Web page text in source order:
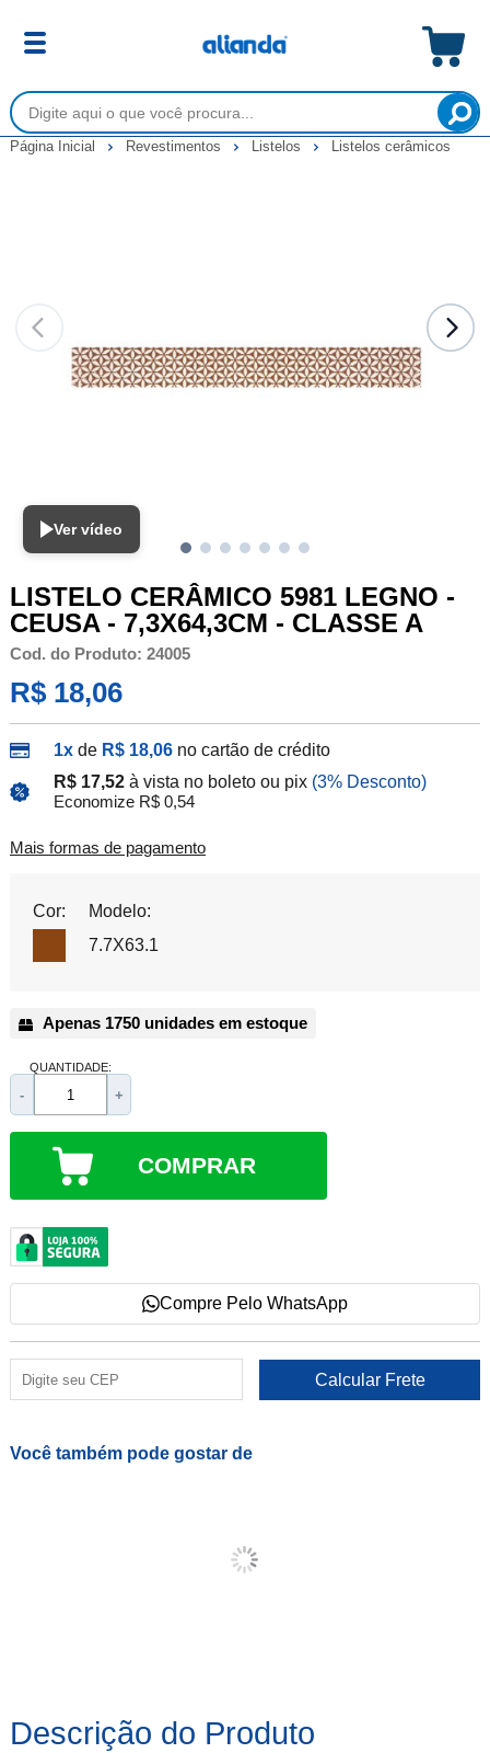
Página Inicial Revestimentos Listelos Listelos cerâmicos
Ver vídeo
LISTELO CERÂMICO 5981 LEGNO -
CEUSA - 7,3X64,3CM - CLASSE A
Cod. do Produto: 24005
R$ 18,06
1xde R$ 18,06 no cartão de crédito
R$ 17,52 à vista no boleto ou pix (3% Desconto)
Economize R$ 0,54
Mais formas de pagamento
Cor:
Modelo:
7.7X63.1
Apenas 1750 unidades em estoque
QUANTIDADE:
- +
COMPRAR
Compre Pelo WhatsApp
Você também pode gostar de
Descrição do Produto